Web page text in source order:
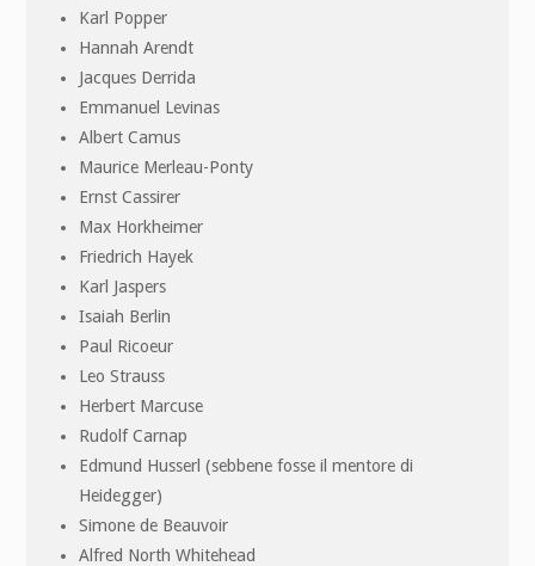
Karl Popper
Hannah Arendt
Jacques Derrida
Emmanuel Levinas
Albert Camus
Maurice Merleau-Ponty
Ernst Cassirer
Max Horkheimer
Friedrich Hayek
Karl Jaspers
Isaiah Berlin
Paul Ricoeur
Leo Strauss
Herbert Marcuse
Rudolf Carnap
Edmund Husserl (sebbene fosse il mentore di
Heidegger)
Simone de Beauvoir
Alfred North Whitehead